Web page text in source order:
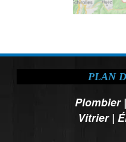
PLAN
Plombier|
Vitrier|